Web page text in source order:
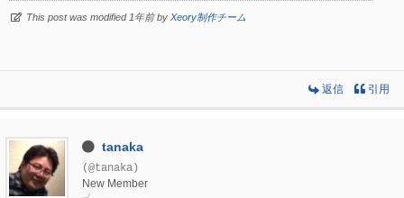
This post was modified 1年前 by Xeory制作チーム
返信 引用
tanaka
(@tanaka)
New Member